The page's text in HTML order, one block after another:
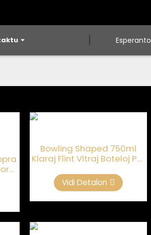
Esperanto
Bowling Shaped 750ml
Klaraj Flint Vitraj Boteloj Por
Vidi Detalon